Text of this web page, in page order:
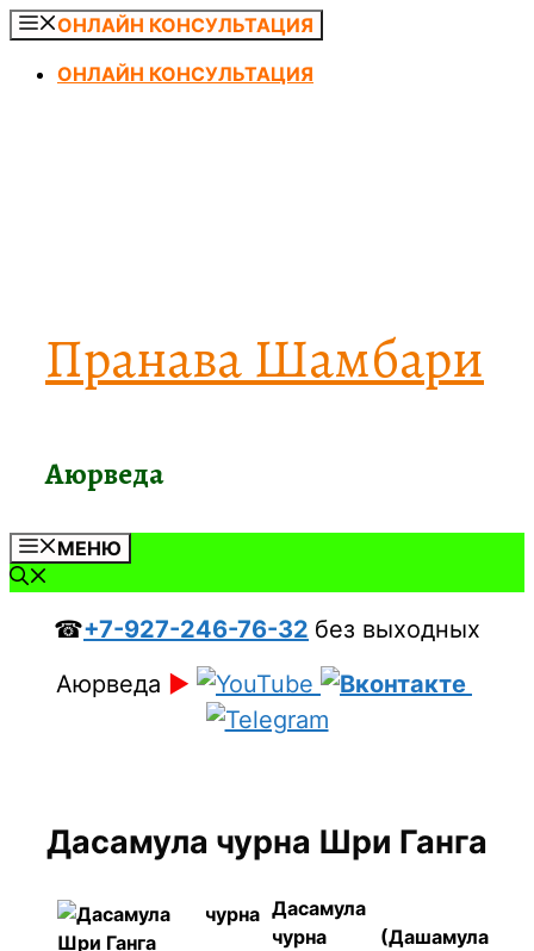
Перейти
содержимому
ОНЛАЙН КОНСУЛЬТАЦИЯ
ОНЛАЙН КОНСУЛЬТАЦИЯ
Пранава Шамбари
Аюрведа
МЕНЮ
☎+7-927-246-76-32 без выходных
Аюрведа ►
Дасамула чурна Шри Ганга
​Дасамула
чурна (Дашамула